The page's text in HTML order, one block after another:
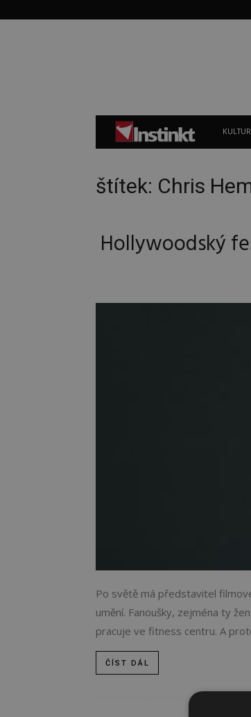
Instinkt
štítek: Chris
Hollywoodský
Po světě má představitel
umění. Fanoušky, zejména ty
pracuje ve fitness centru. A
ČÍST DÁL